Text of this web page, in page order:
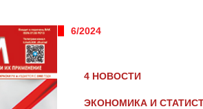
6/2024
4 НОВОСТИ
ЭКОНОМИКА И